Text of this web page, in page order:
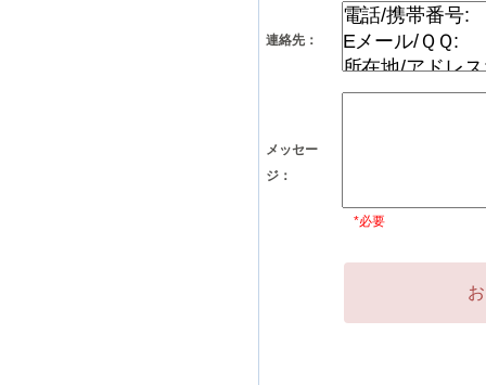
連絡先：
メッセー
ジ：
*必要